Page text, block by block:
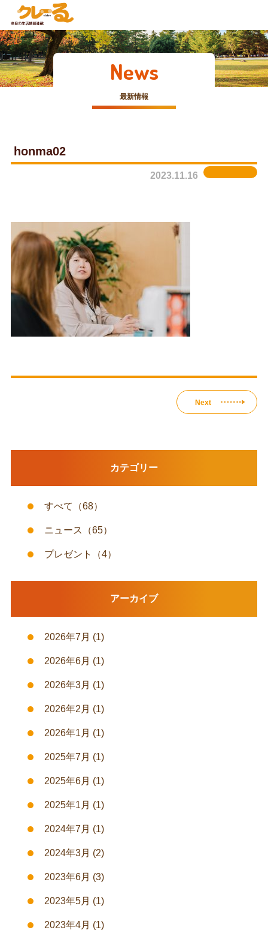
News
最新情報
カテゴリー
すべて （68）
ニュース （65）
プレゼント （4）
アーカイブ
2026年7月 (1)
2026年6月 (1)
2026年3月 (1)
2026年2月 (1)
2026年1月 (1)
2025年7月 (1)
2025年6月 (1)
2025年1月 (1)
2024年7月 (1)
2024年3月 (2)
2023年6月 (3)
2023年5月 (1)
2023年4月 (1)
honma02
2023.11.16
Next